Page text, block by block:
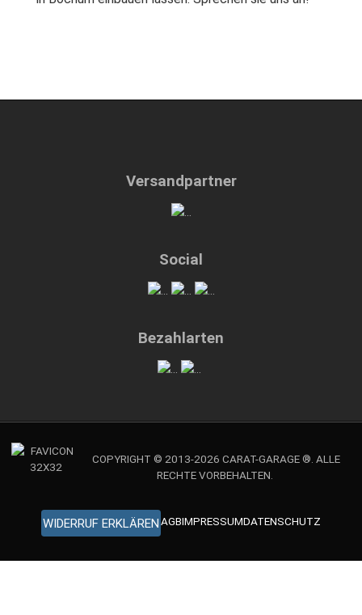
Versandpartner
Social
Bezahlarten
COPYRIGHT © 2013-2026 CARAT-GARAGE ®. ALLE
RECHTE VORBEHALTEN.
WIDERRUF ERKLÄRENAGBIMPRESSUMDATENSCHUTZ